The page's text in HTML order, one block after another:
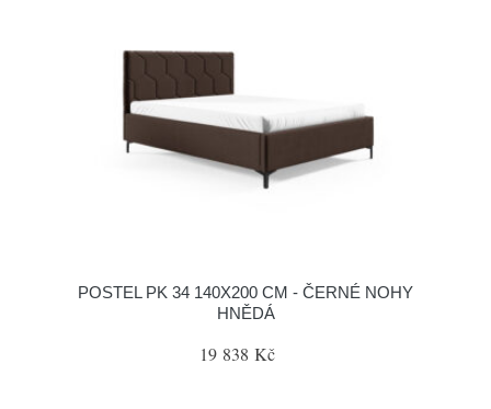
POSTEL PK 34 140X200 CM - ČERNÉ NOHY
HNĚDÁ
19 838 Kč